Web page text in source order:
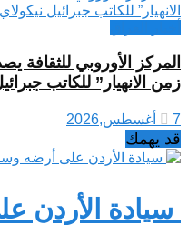
المركز الأوروبي للثقافة
زمن الانهيار” للكاتب
7 أغسطس,2026
قد يهمك
سيادة الأردن